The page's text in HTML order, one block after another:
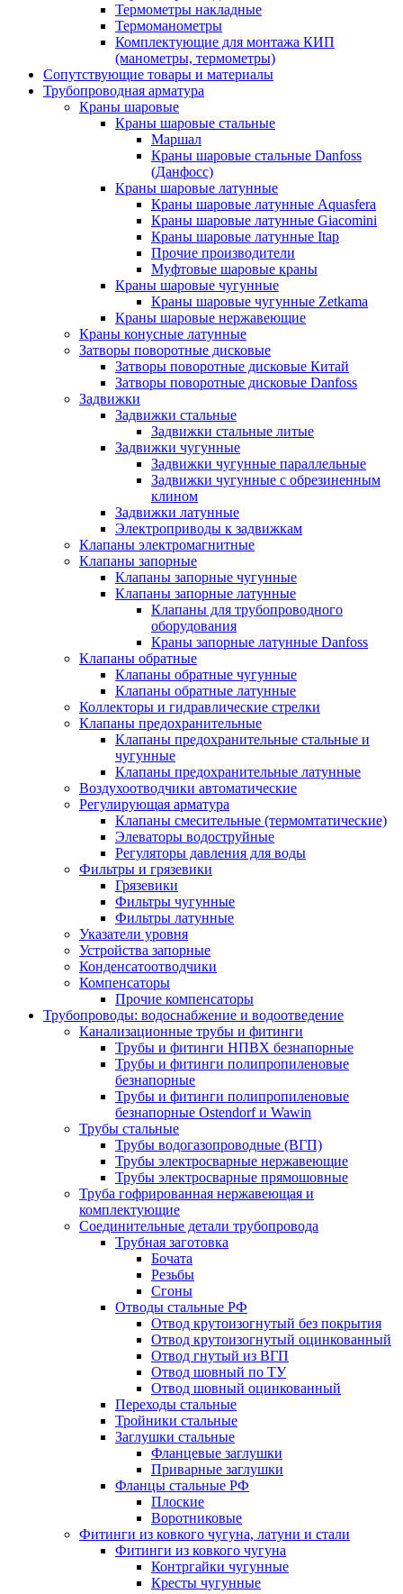
Термометры накладные
Термоманометры
Комплектующие для монтажа КИП
(манометры, термометры)
Сопутствующие товары и материалы
Трубопроводная арматура
Краны шаровые
Краны шаровые стальные
Маршал
Краны шаровые стальные Danfoss
(Данфосс)
Краны шаровые латунные
Краны шаровые латунные Aquasfera
Краны шаровые латунные Giacomini
Краны шаровые латунные Itap
Прочие производители
Муфтовые шаровые краны
Краны шаровые чугунные
Краны шаровые чугунные Zetkama
Краны шаровые нержавеющие
Краны конусные латунные
Затворы поворотные дисковые
Затворы поворотные дисковые Китай
Затворы поворотные дисковые Danfoss
Задвижки
Задвижки стальные
Задвижки стальные литые
Задвижки чугунные
Задвижки чугунные параллельные
Задвижки чугунные с обрезиненным
клином
Задвижки латунные
Электроприводы к задвижкам
Клапаны электромагнитные
Клапаны запорные
Клапаны запорные чугунные
Клапаны запорные латунные
Клапаны для трубопроводного
оборудования
Краны запорные латунные Danfoss
Клапаны обратные
Клапаны обратные чугунные
Клапаны обратные латунные
Коллекторы и гидравлические стрелки
Клапаны предохранительные
Клапаны предохранительные стальные и
чугунные
Клапаны предохранительные латунные
Воздухоотводчики автоматические
Регулирующая арматура
Клапаны смесительные (термомтатические)
Элеваторы водоструйные
Регуляторы давления для воды
Фильтры и грязевики
Грязевики
Фильтры чугунные
Фильтры латунные
Указатели уровня
Устройства запорные
Конденсатоотводчики
Компенсаторы
Прочие компенсаторы
Трубопроводы: водоснабжение и водоотведение
Канализационные трубы и фитинги
Трубы и фитинги НПВХ безнапорные
Трубы и фитинги полипропиленовые
безнапорные
Трубы и фитинги полипропиленовые
безнапорные Ostendorf и Wawin
Трубы стальные
Трубы водогазопроводные (ВГП)
Трубы электросварные нержавеющие
Трубы электросварные прямошовные
Труба гофрированная нержавеющая и
комплектующие
Соединительные детали трубопровода
Трубная заготовка
Бочата
Резьбы
Сгоны
Отводы стальные РФ
Отвод крутоизогнутый без покрытия
Отвод крутоизогнутый оцинкованный
Отвод гнутый из ВГП
Отвод шовный по ТУ
Отвод шовный оцинкованный
Переходы стальные
Тройники стальные
Заглушки стальные
Фланцевые заглушки
Приварные заглушки
Фланцы стальные РФ
Плоские
Воротниковые
Фитинги из ковкого чугуна, латуни и стали
Фитинги из ковкого чугуна
Контргайки чугунные
Кресты чугунные